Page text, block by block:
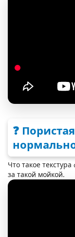
❓
Что такое
за такой мойкой.